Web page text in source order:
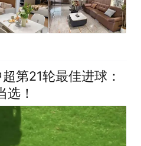
第21轮最佳进球：
选！